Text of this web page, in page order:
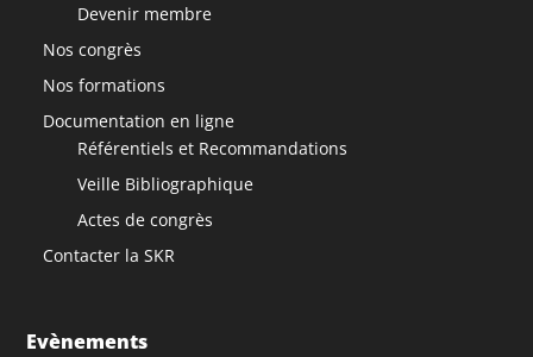
Devenir membre
Nos congrès
Nos formations
Documentation en ligne
Référentiels et Recommandations
Veille Bibliographique
Actes de congrès
Contacter la SKR
Evènements